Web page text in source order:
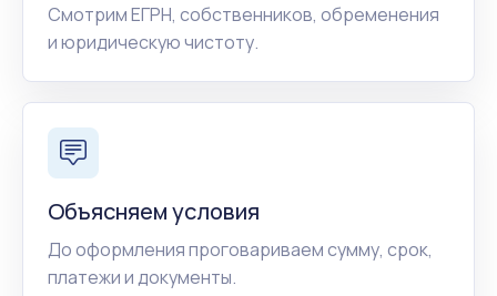
Смотрим ЕГРН, собственников, обременения
и юридическую чистоту.
Объясняем условия
До оформления проговариваем сумму, срок,
платежи и документы.